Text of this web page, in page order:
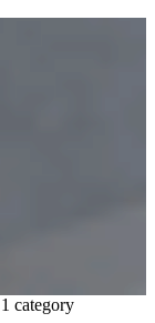
1 category